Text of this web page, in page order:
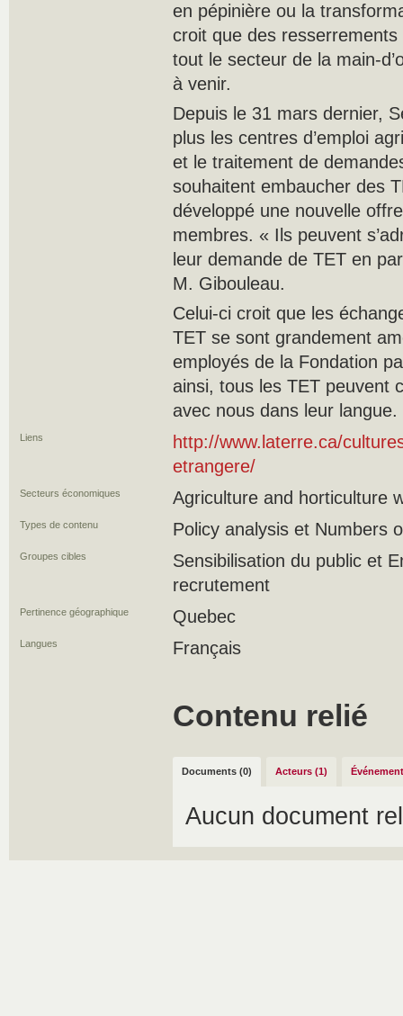
en pépinière ou la
croit que des
tout le secteur de la main-
à venir.
Depuis le 31 mars dernier,
plus les centres d’emploi
et le traitement de
souhaitent embaucher des
développé une nouvelle
membres. « Ils peuvent
leur demande de TET en
M. Gibouleau.
Celui-ci croit que les
TET se sont grandement
employés de la Fondation
ainsi, tous les TET peuvent
avec nous dans leur langue.
Liens
http://www.laterre.ca/
etrangere/
Secteurs économiques Agriculture and horticulture
Types de contenu Policy analysis et Numbers
Groupes cibles
Sensibilisation du public et
recrutement
Pertinence géographique Quebec
Langues Français
Contenu relié
Documents (0) Acteurs (1)
Aucun document